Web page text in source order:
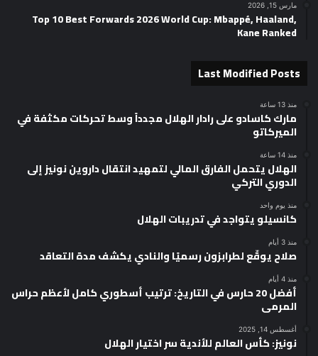
مارس 15, 2026
Top 10 Best Forwards 2026 World Cup: Mbappé, Haaland,
Kane Ranked
Last Modified Posts
منذ 13 ساعة
مارك كاسادو على رادار الهلال مجدداً وسط تحركات مكثفة في
الميركاتو
منذ 14 ساعة
الهلال يتحمل الفارق المالي لتمهيد انتقال داروين نونيز إلى
الدوري التركي
منذ يوم واحد
كانسيلو يتواجد في تدريبات الهلال
منذ 3 أيام
صلاح يوقّع لطرابزون رسميًا والنادي يكشف مدة التعاقد
منذ 4 أيام
أفضل 20 حارس في التاريخ: ترتيب أسطوري كامل لأعظم حراس
المرمى
أغسطس 14, 2025
نونيز: كأس العالم للأندية سر اختيار الهلال